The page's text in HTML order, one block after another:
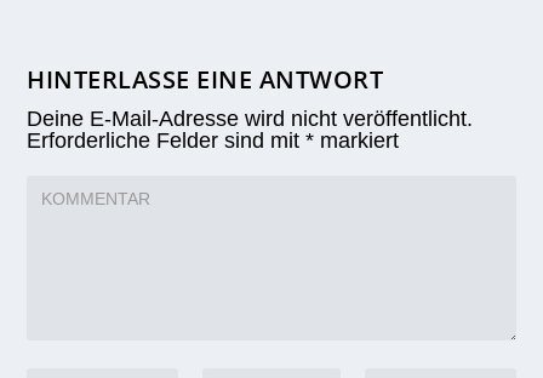
HINTERLASSE EINE ANTWORT
Deine E-Mail-Adresse wird nicht veröffentlicht.
Erforderliche Felder sind mit* markiert